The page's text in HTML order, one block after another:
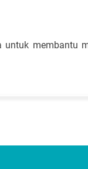
membantu